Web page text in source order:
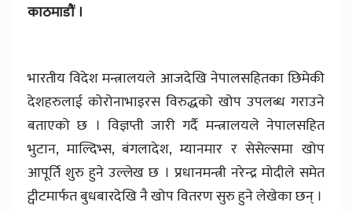
काठमाडौं ।
भारतीय विदेश मन्त्रालयले आजदेखि नेपालसहितका छिमेकी
देशहरुलाई कोरोनाभाइरस विरुद्धको खोप उपलब्ध गराउने
बताएको छ । विज्ञप्ती जारी गर्दै मन्त्रालयले नेपालसहित
भुटान, माल्दिभ्स, बंगलादेश, म्यानमार र सेसेल्समा खोप
आपूर्ति शुरु हुने उल्लेख छ । प्रधानमन्त्री नरेन्द्र मोदीले समेत
ट्वीटमार्फत बुधबारदेखि नै खोप वितरण सुरु हुने लेखेका छन् ।